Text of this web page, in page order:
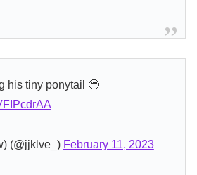
his tiny ponytail 🥹
(@jjklve_) February 11, 2023